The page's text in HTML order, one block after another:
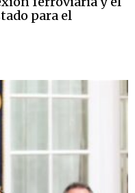
para el